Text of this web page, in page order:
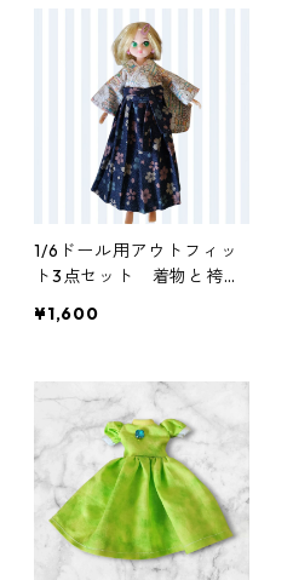
1/6ドール用アウトフィッ
ト3点セット 着物と袴
¥1,600